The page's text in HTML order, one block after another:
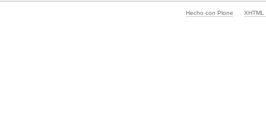
Hecho con Plone XHTML